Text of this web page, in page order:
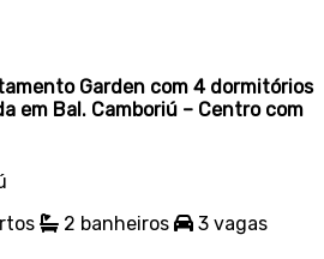
Garden com 4 dormitórios
em Bal. Camboriú – Centro com
2 banheiros
3 vagas